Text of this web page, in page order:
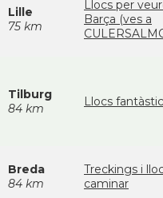
Lille
75 km
Llocs per
Barça (ves a
Tilburg
84 km
Llocs
Breda
84 km
Treckings i
caminar